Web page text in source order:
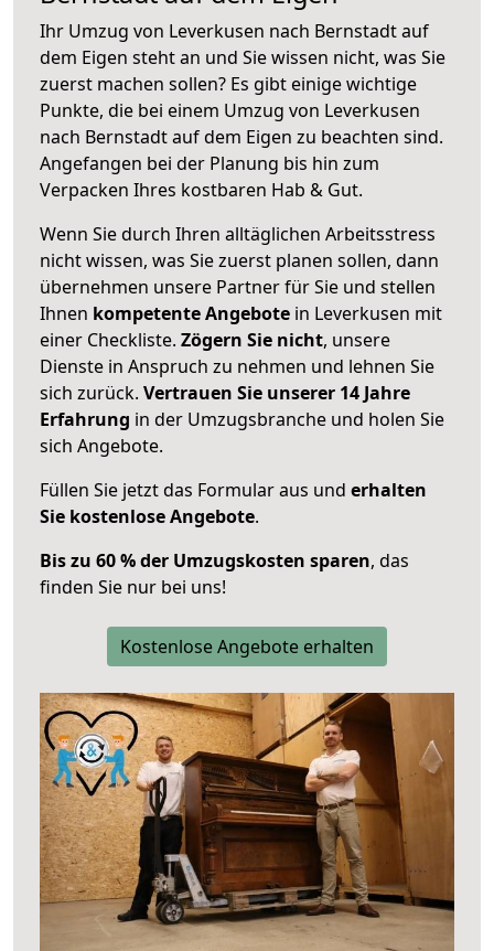
Ihr Umzug von Leverkusen nach Bernstadt auf
dem Eigen steht an und Sie wissen nicht, was Sie
zuerst machen sollen? Es gibt einige wichtige
Punkte, die bei einem Umzug von Leverkusen
nach Bernstadt auf dem Eigen zu beachten sind.
Angefangen bei der Planung bis hin zum
Verpacken Ihres kostbaren Hab & Gut.
Wenn Sie durch Ihren alltäglichen Arbeitsstress
nicht wissen, was Sie zuerst planen sollen, dann
übernehmen unsere Partner für Sie und stellen
Ihnen kompetente Angebote in Leverkusen mit
einer Checkliste. Zögern Sie nicht, unsere
Dienste in Anspruch zu nehmen und lehnen Sie
sich zurück. Vertrauen Sie unserer 14 Jahre
Erfahrung in der Umzugsbranche und holen Sie
sich Angebote.
Füllen Sie jetzt das Formular aus und erhalten
Sie kostenlose Angebote.
Bis zu 60 % der Umzugskosten sparen, das
finden Sie nur bei uns!
Kostenlose Angebote erhalten